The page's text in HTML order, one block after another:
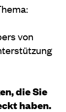
von
die Sie
haben.